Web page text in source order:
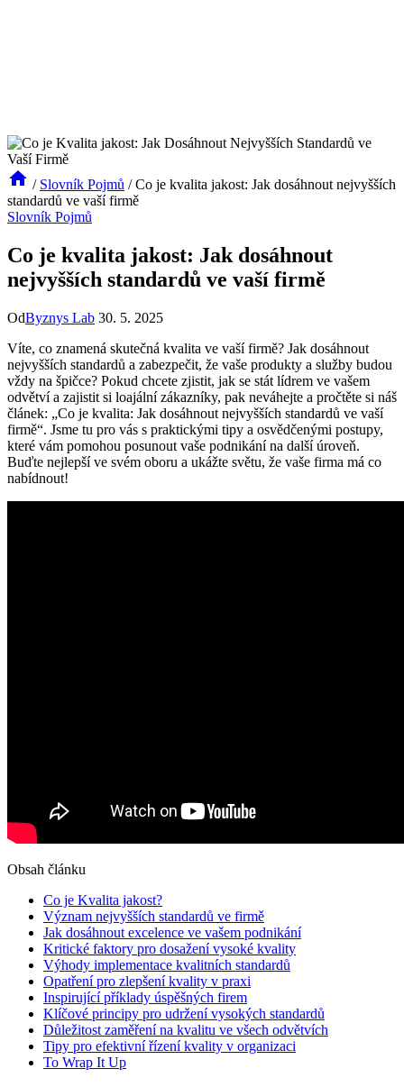
/ Slovník Pojmů / Co je kvalita jakost: Jak dosáhnout nejvyšších
standardů ve vaší firmě
Slovník Pojmů
Co je kvalita jakost: Jak dosáhnout
nejvyšších standardů ve vaší firmě
OdByznys Lab 30. 5. 2025
Víte, co znamená skutečná kvalita ve vaší firmě? Jak dosáhnout
nejvyšších standardů a zabezpečit, že vaše produkty a služby budou
vždy na špičce? Pokud chcete zjistit, jak se stát lídrem ve vašem
odvětví a zajistit si loajální zákazníky, pak neváhejte a pročtěte si náš
článek: „Co je kvalita: Jak dosáhnout nejvyšších standardů ve vaší
firmě“. Jsme tu pro vás s praktickými tipy a osvědčenými postupy,
které vám pomohou posunout vaše podnikání na další úroveň.
Buďte nejlepší ve svém oboru a ukážte světu, že vaše firma má co
nabídnout!
Obsah článku
Co je Kvalita jakost?
Význam nejvyšších standardů ve firmě
Jak dosáhnout excelence ve vašem podnikání
Kritické faktory pro dosažení vysoké kvality
Výhody implementace kvalitních standardů
Opatření pro zlepšení kvality v praxi
Inspirující příklady úspěšných firem
Klíčové principy pro udržení vysokých standardů
Důležitost zaměření na kvalitu ve všech odvětvích
Tipy pro efektivní řízení kvality v organizaci
To Wrap It Up